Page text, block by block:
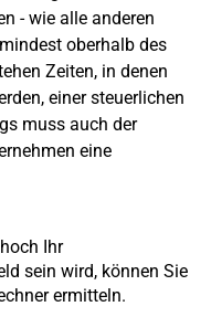
- wie alle anderen
oberhalb des
Zeiten, in denen
einer steuerlichen
muss auch der
eine
Ihr
sein wird, können Sie
ermitteln.